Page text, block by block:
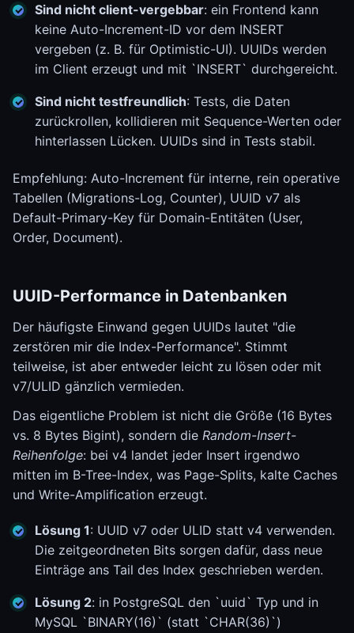
Sind nicht client-vergebbar: ein Frontend kann
keine Auto-Increment-ID vor dem INSERT
vergeben (z. B. für Optimistic-UI). UUIDs werden
im Client erzeugt und mit `INSERT` durchgereicht.
Sind nicht testfreundlich: Tests, die Daten
zurückrollen, kollidieren mit Sequence-Werten oder
hinterlassen Lücken. UUIDs sind in Tests stabil.
Empfehlung: Auto-Increment für interne, rein operative
Tabellen (Migrations-Log, Counter), UUID v7 als
Default-Primary-Key für Domain-Entitäten (User,
Order, Document).
UUID-Performance in Datenbanken
Der häufigste Einwand gegen UUIDs lautet "die
zerstören mir die Index-Performance". Stimmt
teilweise, ist aber entweder leicht zu lösen oder mit
v7/ULID gänzlich vermieden.
Das eigentliche Problem ist nicht die Größe (16 Bytes
vs. 8 Bytes Bigint), sondern die Random-Insert-
Reihenfolge: bei v4 landet jeder Insert irgendwo
mitten im B-Tree-Index, was Page-Splits, kalte Caches
und Write-Amplification erzeugt.
Lösung 1: UUID v7 oder ULID statt v4 verwenden.
Die zeitgeordneten Bits sorgen dafür, dass neue
Einträge ans Tail des Index geschrieben werden.
Lösung 2: in PostgreSQL den `uuid` Typ und in
MySQL `BINARY(16)` (statt `CHAR(36)`)